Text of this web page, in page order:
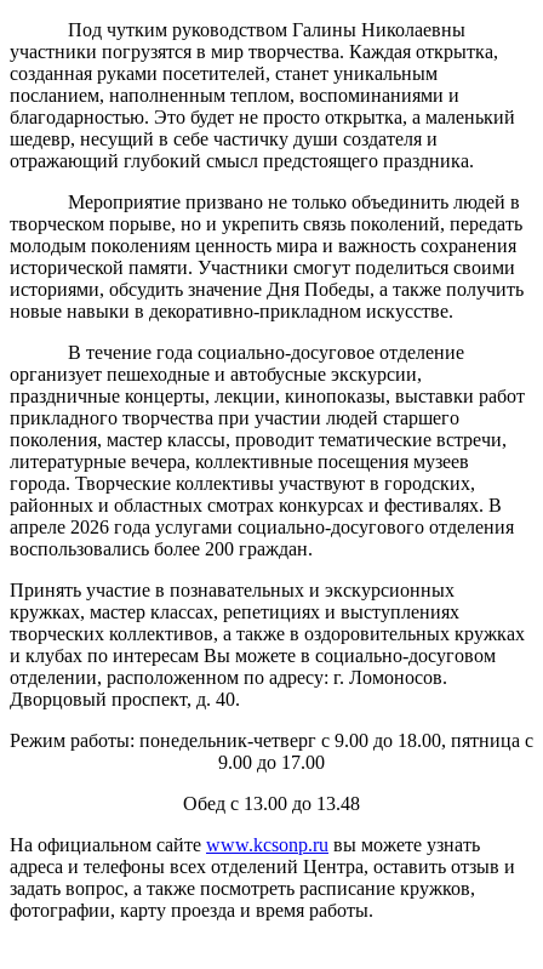
Под чутким руководством Галины Николаевны
участники погрузятся в мир творчества. Каждая открытка,
созданная руками посетителей, станет уникальным
посланием, наполненным теплом, воспоминаниями и
благодарностью. Это будет не просто открытка, а маленький
шедевр, несущий в себе частичку души создателя и
отражающий глубокий смысл предстоящего праздника.
Мероприятие призвано не только объединить людей в
творческом порыве, но и укрепить связь поколений, передать
молодым поколениям ценность мира и важность сохранения
исторической памяти. Участники смогут поделиться своими
историями, обсудить значение Дня Победы, а также получить
новые навыки в декоративно-прикладном искусстве.
В течение года социально-досуговое отделение
организует пешеходные и автобусные экскурсии,
праздничные концерты, лекции, кинопоказы, выставки работ
прикладного творчества при участии людей старшего
поколения, мастер классы, проводит тематические встречи,
литературные вечера, коллективные посещения музеев
города. Творческие коллективы участвуют в городских,
районных и областных смотрах конкурсах и фестивалях. В
апреле 2026 года услугами социально-досугового отделения
воспользовались более 200 граждан.
Принять участие в познавательных и экскурсионных
кружках, мастер классах, репетициях и выступлениях
творческих коллективов, а также в оздоровительных кружках
и клубах по интересам Вы можете в социально-досуговом
отделении, расположенном по адресу: г. Ломоносов.
Дворцовый проспект, д. 40.
Режим работы: понедельник-четверг с 9.00 до 18.00, пятница с
9.00 до 17.00
Обед с 13.00 до 13.48
На официальном сайте www.kcsonp.ru вы можете узнать
адреса и телефоны всех отделений Центра, оставить отзыв и
задать вопрос, а также посмотреть расписание кружков,
фотографии, карту проезда и время работы.